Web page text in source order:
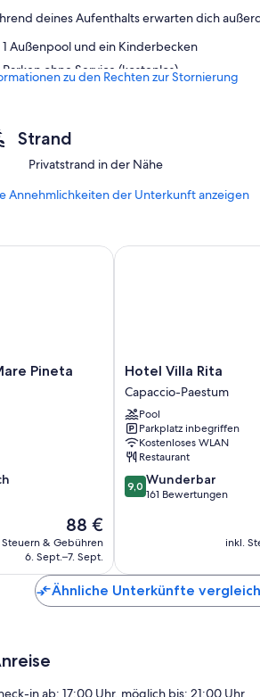
deines Aufenthalts erwarten dich
1 Außenpool und ein Kinderbecken
Parken ohne Service (kostenlos)
kostenloses WLAN.
Komforts in den Zimmern sind zum
Balkone oder Patios, Küchen und Kochnischen
zu den Rechten zur Stornierung
Strand
Privatstrand in der Nähe
Annehmlichkeiten der Unterkunft anzeigen
Pineta
Der
Preis
beträgt
88 €
Steuern & Gebühren
6. Sept.–7. Sept.
Pineta
Hotel
Villa
Rita
Capaccio-
Paestum
Hotel Villa Rita
Capaccio-Paestum
Pool
Parkplatz inbegriffen
Kostenloses WLAN
Restaurant
9.0
von
9,0 Wunderbar
161 Bewertungen
inkl.
Hotel Villa Rita
Ähnliche Unterkünfte
in ab: 17:00 Uhr, möglich bis: 21:00 Uhr